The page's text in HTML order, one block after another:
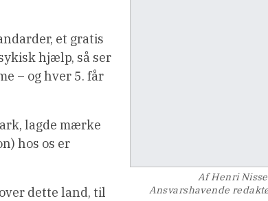
Af Henri
Ansvarshavende
et gratis
hjælp, så ser
– og hver 5. får
lagde mærke
hos os er
dette land, til